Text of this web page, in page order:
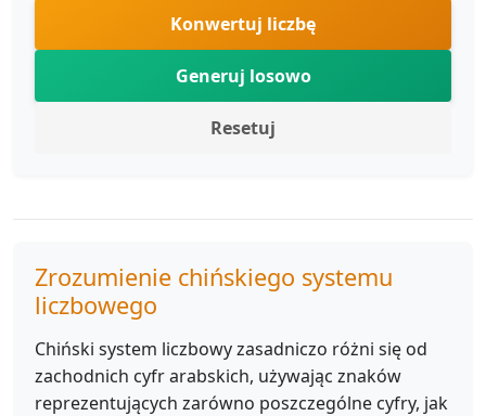
Konwertuj liczbę
Generuj losowo
Resetuj
Zrozumienie chińskiego systemu
liczbowego
Chiński system liczbowy zasadniczo różni się od
zachodnich cyfr arabskich, używając znaków
reprezentujących zarówno poszczególne cyfry, jak